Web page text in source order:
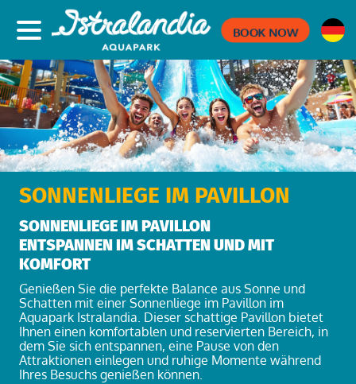
BOOK NOW
SONNENLIEGE IM PAVILLON
SONNENLIEGE IM PAVILLON
ENTSPANNEN IM SCHATTEN UND MIT
KOMFORT
Genießen Sie die perfekte Balance aus Sonne und
Schatten mit einer Sonnenliege im Pavillon im
Aquapark Istralandia. Dieser schattige Pavillon bietet
Ihnen einen komfortablen und reservierten Bereich, in
dem Sie sich entspannen, eine Pause von den
Attraktionen einlegen und ruhige Momente während
Ihres Besuchs genießen können.